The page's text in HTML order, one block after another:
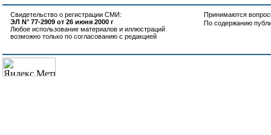
Свидетельство о регистрации СМИ:
ЭЛ N° 77-2909 от 26 июня 2000 г
Любое использование материалов и иллюстраций
возможно только по согласованию с редакцией
Принимаются
По содержанию